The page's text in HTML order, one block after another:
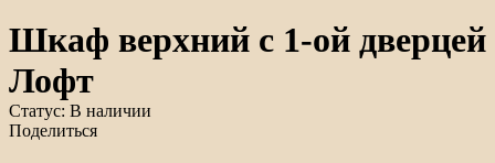
Шкаф верхний с 1-ой дверцей
Лофт
Статус: В наличии
Поделиться